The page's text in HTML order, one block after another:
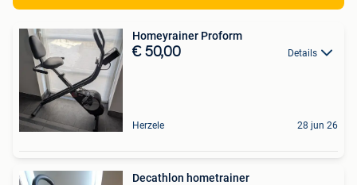
Homeyrainer Proform
€ 50,00 Details
Herzele 28 jun 26
Decathlon hometrainer